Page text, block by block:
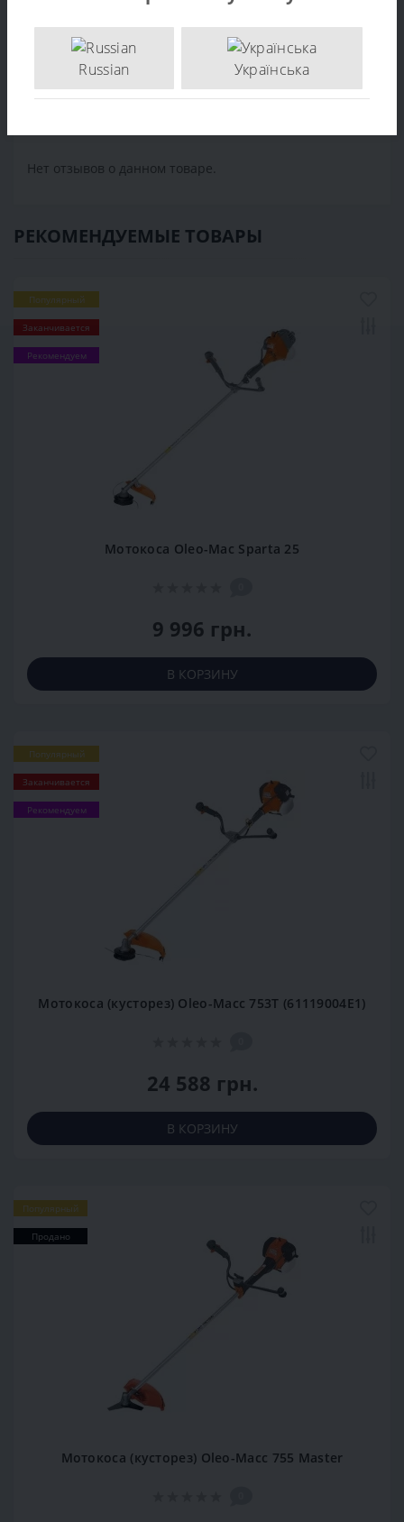
Запчасти Al-Ko
Отзывов (0) Написать отзыв
Нет отзывов о данном товаре.
РЕКОМЕНДУЕМЫЕ ТОВАРЫ
Популярный
Заканчивается
Рекомендуем
Мотокоса Oleo-Mac Sparta 25
9 996 грн.
В КОРЗИНУ
Популярный
Заканчивается
Рекомендуем
Мотокоса (кусторез) Оleo-Масс 753Т (61119004E1)
24 588 грн.
В КОРЗИНУ
Популярный
Продано
Мотокоса (кусторез) Оleo-Масс 755 Master
Russian Українська